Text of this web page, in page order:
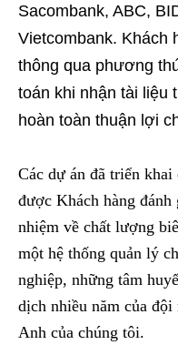
Sacombank, ABC,
Vietcombank. Khách
thông qua phương
toán khi nhận tài liệu
hoàn toàn thuận lợi
Các dự án đã triển
được Khách hàng
nhiệm về chất lượng
một hệ thống quản lý
nghiệp, những tâm
dịch nhiều năm của
Anh của chúng tôi.